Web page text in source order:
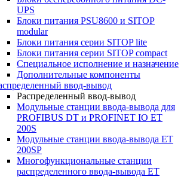
UPS
Блоки питания PSU8600 и SITOP
modular
Блоки питания серии SITOP lite
Блоки питания серии SITOP compact
Специальное исполнение и назначение
Дополнительные компоненты
ввод-вывод
Распределенный ввод-вывод
Модульные станции ввода-вывода для
PROFIBUS DT и PROFINET IO ET
200S
Модульные станции ввода-вывода ET
200SP
Многофункциональные станции
распределенного ввода-вывода ET